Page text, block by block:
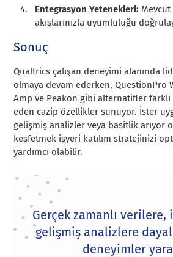
Entegrasyon Yetenekleri:
akışlarınızla uyumluluğu
Sonuç
Qualtrics çalışan deneyimi alanında
olmaya devam ederken, QuestionPro
Amp ve Peakon gibi alternatifler
eden cazip özellikler sunuyor. İster
gelişmiş analizler veya basitlik arıyor
keşfetmek işyeri katılım stratejinizi
yardımcı olabilir.
Gerçek zamanlı verilere,
gelişmiş analizlere
deneyimler